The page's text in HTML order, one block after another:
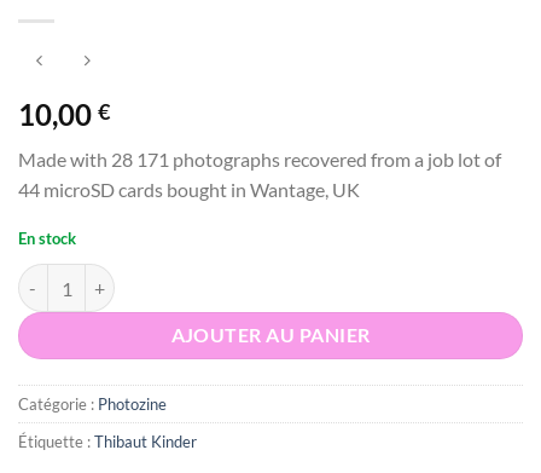
10,00 €
Made with 28 171 photographs recovered from a job lot of
44 microSD cards bought in Wantage, UK
En stock
quantité de Flex System - Thibaut Kinder
AJOUTER AU PANIER
Catégorie : Photozine
Étiquette :Thibaut Kinder